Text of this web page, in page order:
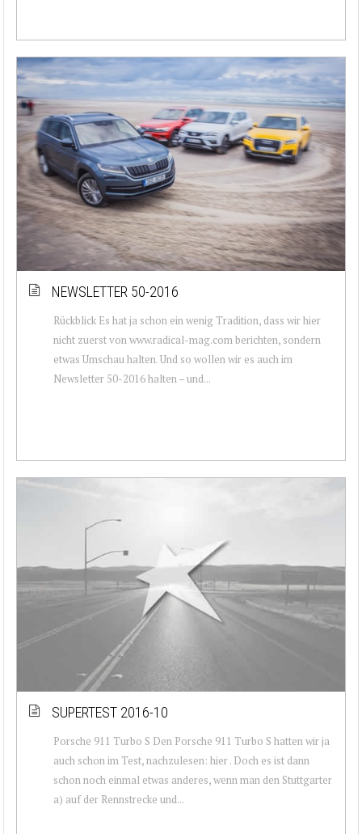
NEWSLETTER 50-2016
Rückblick Es hat ja schon ein wenig Tradition, dass wir hier
nicht zuerst von www.radical-mag.com berichten, sondern
etwas Umschau halten. Und so wollen wir es auch im
Newsletter 50-2016 halten – und...
SUPERTEST 2016-10
Porsche 911 Turbo S Den Porsche 911 Turbo S hatten wir ja
auch schon im Test, nachzulesen: hier . Doch es ist dann
schon noch einmal etwas anderes, wenn man den Stuttgarter
a) auf der Rennstrecke und...